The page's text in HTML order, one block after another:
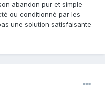
abandon pur et simple
ou conditionné par les
une solution satisfaisante